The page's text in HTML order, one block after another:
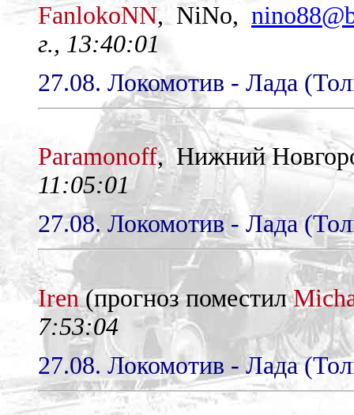
FanlokoNN, NiNo,
г., 13:40:01
27.08. Локомотив - Лада
Paramonoff, Нижний
11:05:01
27.08. Локомотив - Лада
Iren(прогноз поместил
7:53:04
27.08. Локомотив - Лада